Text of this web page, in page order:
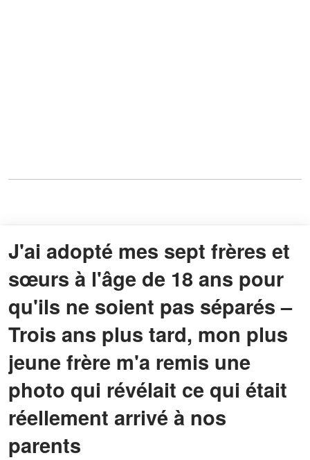
J'ai adopté mes sept frères et
sœurs à l'âge de 18 ans pour
qu'ils ne soient pas séparés –
Trois ans plus tard, mon plus
jeune frère m'a remis une
photo qui révélait ce qui était
réellement arrivé à nos
parents